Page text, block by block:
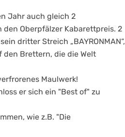
Jahr auch gleich 2
Oberpfälzer Kabarettpreis. 2
dritter Streich „BAYRONMAN“,
den Brettern, die die Welt
Maulwerk!
er sich ein "Best of" zu
wie z.B. "Die